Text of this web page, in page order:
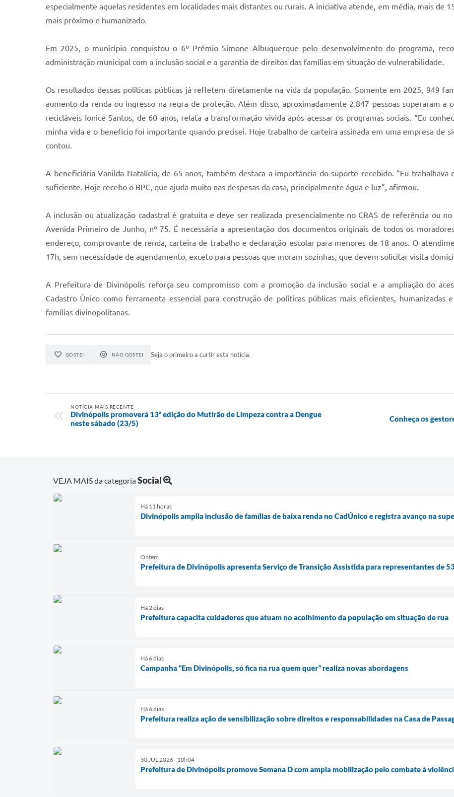
especialmente aquelas residentes em localidades mais distantes ou rurais. A iniciativa atende, em média, mais de
mais próximo e humanizado.
Em 2025, o município conquistou o 6º Prêmio Simone Albuquerque pelo desenvolvimento do programa,
administração municipal com a inclusão social e a garantia de direitos das famílias em situação de vulnerabilidade.
Os resultados dessas políticas públicas já refletem diretamente na vida da população. Somente em 2025, 949
aumento da renda ou ingresso na regra de proteção. Além disso, aproximadamente 2.847 pessoas superaram a
recicláveis Ionice Santos, de 60 anos, relata a transformação vivida após acessar os programas sociais. “Eu
minha vida e o benefício foi importante quando precisei. Hoje trabalho de carteira assinada em uma empresa de
contou.
A beneficiária Vanilda Natalícia, de 65 anos, também destaca a importância do suporte recebido. “Eu
suficiente. Hoje recebo o BPC, que ajuda muito nas despesas da casa, principalmente água e luz”, afirmou.
A inclusão ou atualização cadastral é gratuita e deve ser realizada presencialmente no CRAS de referência ou
Avenida Primeiro de Junho, nº 75. É necessária a apresentação dos documentos originais de todos os
endereço, comprovante de renda, carteira de trabalho e declaração escolar para menores de 18 anos. O
17h, sem necessidade de agendamento, exceto para pessoas que moram sozinhas, que devem solicitar visita
A Prefeitura de Divinópolis reforça seu compromisso com a promoção da inclusão social e a ampliação do
Cadastro Único como ferramenta essencial para construção de políticas públicas mais eficientes, humanizadas
famílias divinopolitanas.
GOSTEI NÃO GOSTEI Seja o primeiro a curtir esta notícia.
NOTÍCIA MAIS RECENTE
Divinópolis promoverá 13ª edição do Mutirão de Limpeza contra a Dengue
neste sábado (23/5)
Conheça os
VEJA MAIS da categoriaSocial
Há 11 horas
Divinópolis amplia inclusão de famílias de baixa renda no CadÚnico e registra avanço na
Ontem
Prefeitura de Divinópolis apresenta Serviço de Transição Assistida para representantes de
Há 2 dias
Prefeitura capacita cuidadores que atuam no acolhimento da população em situação de rua
Há 6 dias
Campanha “Em Divinópolis, só fica na rua quem quer” realiza novas abordagens
Há 6 dias
Prefeitura realiza ação de sensibilização sobre direitos e responsabilidades na Casa de
30 JUL 2026 - 10h04
Prefeitura de Divinópolis promove Semana D com ampla mobilização pelo combate à